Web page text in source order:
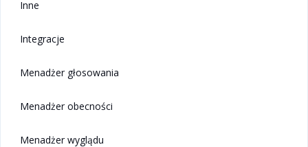
Inne
Integracje
Menadżer głosowania
Menadżer obecności
Menadżer wyglądu